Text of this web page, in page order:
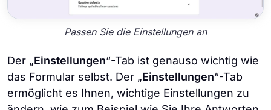
Passen Sie die Einstellungen an
Der „Einstellungen“-Tab ist genauso wichtig wie
das Formular selbst. Der „Einstellungen“-Tab
ermöglicht es Ihnen, wichtige Einstellungen zu